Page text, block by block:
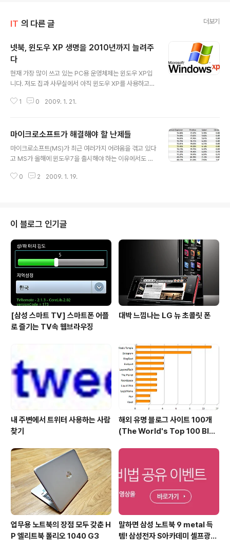
IT 의 다른 글 더보기
넷북, 윈도우 XP 생명을 2010년까지 늘려주
다
현재 가장 많이 쓰고 있는 PC용 운영체제는 윈도우 XP입
니다. 저도 집과 사무실에서 아직 윈도우 XP를 사용하고
드 할 생각을 아직 못한 이유는 하드웨어 성능이 따라주지
사용하는 사람들중 몇몇은 비스타도 나름대로 훌륭한 운영
체제라고는 하지만 전반적인 평가는 아직 XP가 더 낳다는
것이 대세입니다. 그래서, XP는 앞으로도 더 오랫동안 사
많이 사용됨에 따라 넷북이 윈도우 XP의 생명을 연장시켜
1 0 2009. 1. 21.
마이크로소프트가 해결해야 할 난제들
마이크로소프트(MS)가 최근 여러가지 어려움을 겪고 있다
고 MS가 올해에 윈도우7을 출시해야 하는 이유에서도 간
어려움이 발생하고 있습니다. 이미 널리 알려진대로 웹브
으로 탑재하는 무시무시한(?) 신공으로 침몰시킨뒤 누구도
웹브라우저 분야에서 MS를 넘보지 못했었죠. 그런데, 최
근 몇년동안 모질라재단이 만든 파이어폭스가 MS의 가장
강력한 경쟁자로 떠오르며 IE 점유율도 최저치인 60%대
로 내려앉았습니다. 파이어폭스는 그 속도도 빠르지만 다
0 2 2009. 1. 19.
이 블로그 인기글
[삼성 스마트 TV] 스마트폰 어플
로 즐기는 TV속 웹브라우징
대박 느낌나는 LG 뉴 초콜릿 폰
내 주변에서 트위터 사용하는 사람
찾기
해외 유명 블로그 사이트 100개
(The World's Top 100 Blog
업무용 노트북의 장점 모두 갖춘 H
P 엘리트북 폴리오 1040 G3
말하면 삼성 노트북 9 metal 득
템! 삼성전자 S아카데미 셀프광고